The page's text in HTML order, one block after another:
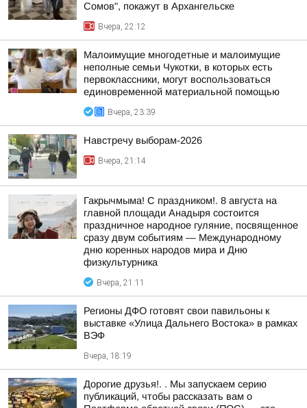
Сомов", покажут в Архангельске
Вчера, 22:12
Малоимущие многодетные и малоимущие
неполные семьи Чукотки, в которых есть
первоклассники, могут воспользоваться
единовременной материальной помощью
Вчера, 23:39
Навстречу выборам-2026
Вчера, 21:14
Гакрычмыма! С праздником!. 8 августа на
главной площади Анадыря состоится
праздничное народное гуляние, посвященное
сразу двум событиям — Международному
дню коренных народов мира и Дню
физкультурника
Вчера, 21:11
Регионы ДФО готовят свои павильоны к
выставке «Улица Дальнего Востока» в рамках
ВЭФ
Вчера, 18:19
Дорогие друзья!. . Мы запускаем серию
публикаций, чтобы рассказать вам о